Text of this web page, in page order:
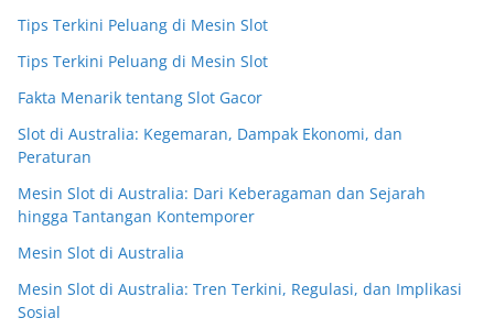
Tips Terkini Peluang di Mesin Slot
Tips Terkini Peluang di Mesin Slot
Fakta Menarik tentang Slot Gacor
Slot di Australia: Kegemaran, Dampak Ekonomi, dan
Peraturan
Mesin Slot di Australia: Dari Keberagaman dan Sejarah
hingga Tantangan Kontemporer
Mesin Slot di Australia
Mesin Slot di Australia: Tren Terkini, Regulasi, dan Implikasi
Sosial